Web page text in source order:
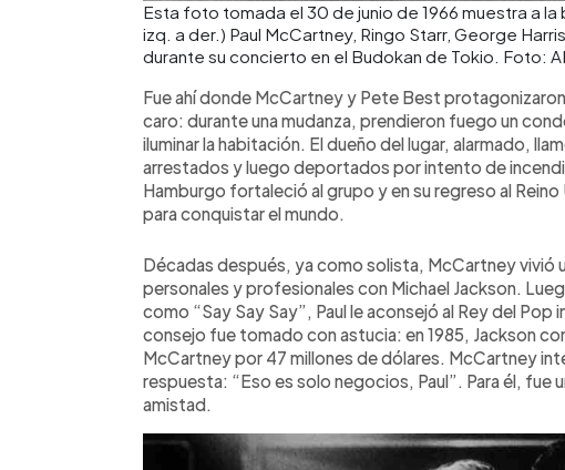
Esta foto tomada el 30 de junio de 1966 muestra a
izq. a der.) Paul McCartney, Ringo Starr, George
durante su concierto en el Budokan de Tokio. Foto:
Fue ahí donde McCartney y Pete Best
caro: durante una mudanza, prendieron fuego un
iluminar la habitación. El dueño del lugar, alarmado,
arrestados y luego deportados por intento de
Hamburgo fortaleció al grupo y en su regreso al
para conquistar el mundo.
Décadas después, ya como solista, McCartney vivió
personales y profesionales con Michael Jackson.
como “Say Say Say”, Paul le aconsejó al Rey del
consejo fue tomado con astucia: en 1985, Jackson
McCartney por 47 millones de dólares. McCartney
respuesta: “Eso es solo negocios, Paul”. Para él, fue
amistad.